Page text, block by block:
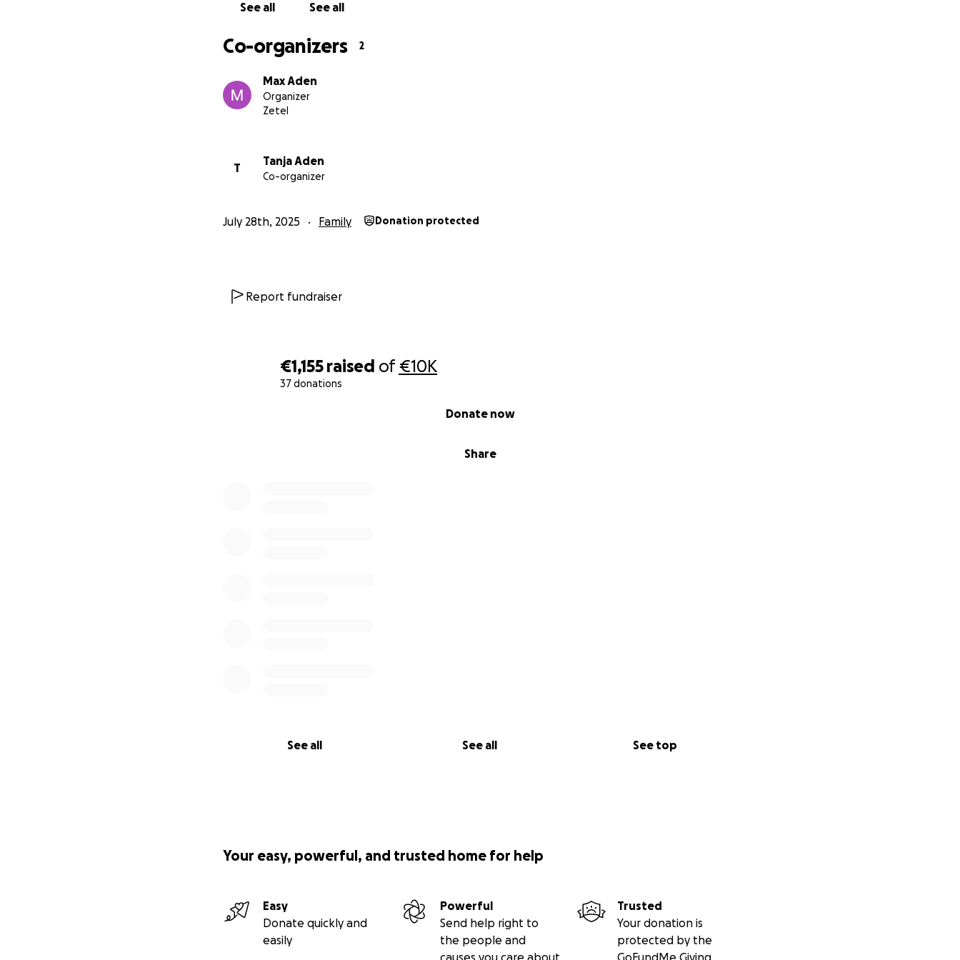
€1,155 raised of€10K
37 donations
Share
Donate now
See all See all See top
See all See all
Co-organizers 2
Max Aden
Organizer
Zetel
T
Tanja Aden
Co-organizer
July 28th, 2025 Family Donation protected
Report fundraiser
Your easy, powerful, and trusted home for help
Easy
Donate quickly and
easily
Powerful
Send help right to
the people and
causes you care about
Trusted
Your donation is
protected by the
GoFundMe Giving